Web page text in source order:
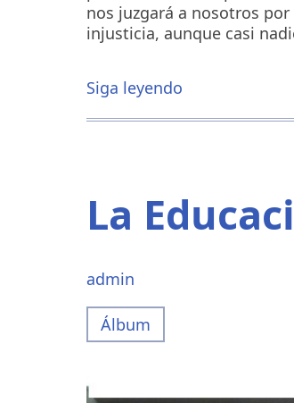
nos juzgará a nosotros
injusticia, aunque casi
Siga leyendo
ley
La
admin
Álbum